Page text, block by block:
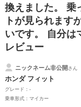
換えました。 乗
トが見られます
いです。 自分は
レビュー
ニックネーム非公開さん
ホンダ フィット
グレード：-
乗車形式：マイカー